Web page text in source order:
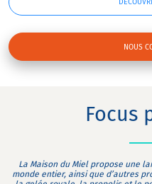
NOUS
Focus
La Maison du Miel propose une
monde entier, ainsi que d’autres